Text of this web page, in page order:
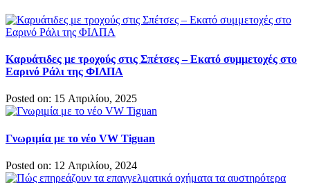
Καρυάτιδες με τροχούς στις Σπέτσες – Εκατό συμμετοχές στο
Εαρινό Ράλι της ΦΙΛΠΑ
Posted on: 15 Απριλίου, 2025
Γνωριμία με το νέο VW Tiguan
Posted on: 12 Απριλίου, 2024